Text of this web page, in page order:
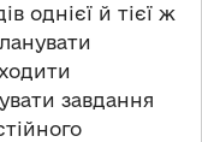
однієї й тієї ж
завдання